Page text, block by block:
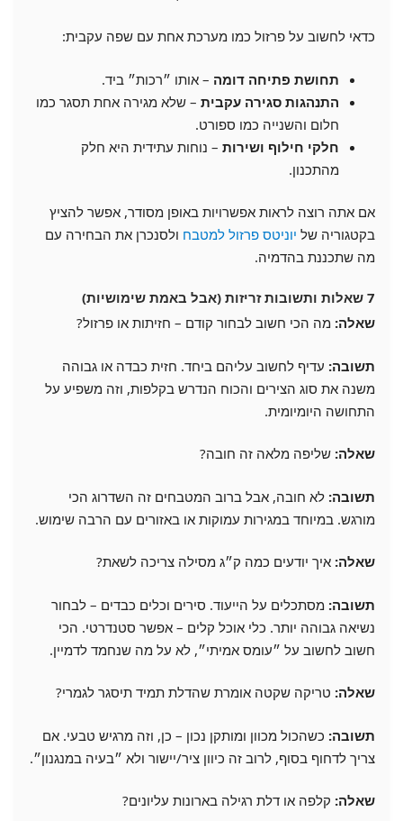
כדאי לחשוב על פרזול כמו מערכת אחת עם שפה עקבית:
תחושת פתיחה דומה – אותו ״רכות״ ביד.
התנהגות סגירה עקבית – שלא מגירה אחת תסגר כמו
חלום והשנייה כמו ספורט.
חלקי חילוף ושירות – נוחות עתידית היא חלק
מהתכנון.
אם אתה רוצה לראות אפשרויות באופן מסודר, אפשר להציץ
בקטגוריה של יוניטס פרזול למטבח ולסנכרן את הבחירה עם
מה שתכננת בהדמיה.
7 שאלות ותשובות זריזות (אבל באמת שימושיות)
שאלה: מה הכי חשוב לבחור קודם – חזיתות או פרזול?
תשובה: עדיף לחשוב עליהם ביחד. חזית כבדה או גבוהה
משנה את סוג הצירים והכוח הנדרש בקלפות, וזה משפיע על
התחושה היומיומית.
שאלה: שליפה מלאה זה חובה?
תשובה: לא חובה, אבל ברוב המטבחים זה השדרוג הכי
מורגש. במיוחד במגירות עמוקות או באזורים עם הרבה שימוש.
שאלה: איך יודעים כמה ק״ג מסילה צריכה לשאת?
תשובה: מסתכלים על הייעוד. סירים וכלים כבדים – לבחור
נשיאה גבוהה יותר. כלי אוכל קלים – אפשר סטנדרטי. הכי
חשוב לחשוב על ״עומס אמיתי״, לא על מה שנחמד לדמיין.
שאלה: טריקה שקטה אומרת שהדלת תמיד תיסגר לגמרי?
תשובה: כשהכול מכוון ומותקן נכון – כן, וזה מרגיש טבעי. אם
צריך לדחוף בסוף, לרוב זה כיוון ציר/יישור ולא ״בעיה במנגנון״.
שאלה: קלפה או דלת רגילה בארונות עליונים?